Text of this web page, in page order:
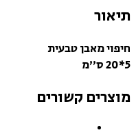
תיאור
חיפוי מאבן טבעית
5*20 ס”מ
מוצרים קשורים